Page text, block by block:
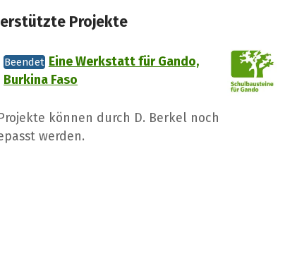
Projekte
Beendet Eine Werkstatt für Gando,
Burkina Faso
können durch D. Berkel noch
werden.